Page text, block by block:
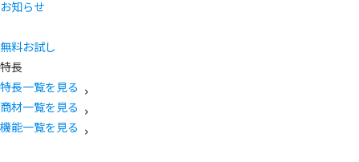
お知らせ
無料お試し
特長
特長一覧を見る
商材一覧を見る
機能一覧を見る